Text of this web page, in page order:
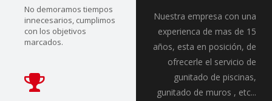
No demoramos tiempos
innecesarios, cumplimos
con los objetivos
marcados.
Nuestra empresa con una
experienca de mas de 15
años, esta en posición, de
ofrecerle el servicio de
gunitado de piscinas,
gunitado de muros , etc...